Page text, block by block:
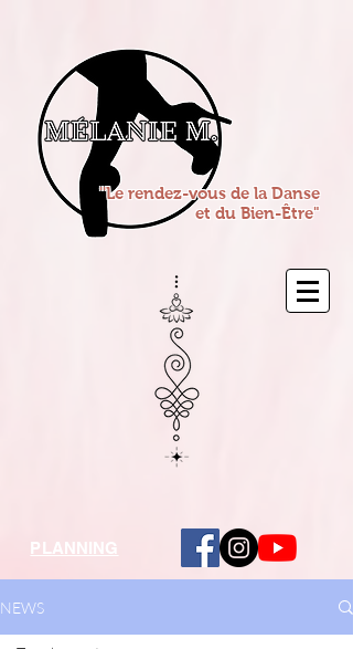
''Le rendez-vous de la Danse
et du Bien-Être"
PLANNING
NEWS